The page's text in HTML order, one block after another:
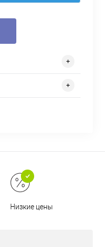
Низкие цены